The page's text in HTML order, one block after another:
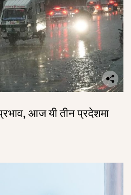
आज यी तीन प्रदेशमा